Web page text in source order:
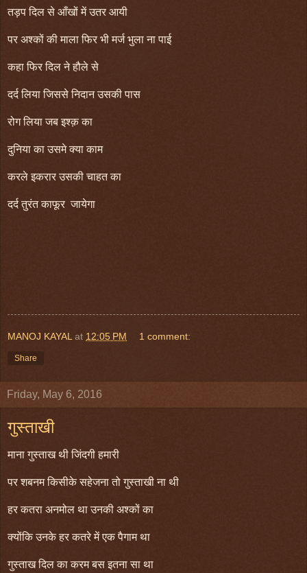
तड़प दिल से आँखों में उतर आयी
पर अश्कों की माला फिर भी मर्ज भुला ना पाई
कहा फिर दिल ने हौले से
दर्द लिया जिससे निदान उसकी पास
रोग लिया जब इश्क़ का
दुनिया का उसमे क्या काम
करले इकरार उसकी चाहत का
दर्द तुरंत काफूर जायेगा
MANOJ KAYAL at 12:05 PM 1 comment:
Share
Friday, May 6, 2016
गुस्ताखी
माना गुस्ताख थी जिंदगी हमारी
पर शबनम किसीके सहेजना तो गुस्ताखी ना थी
हर कतरा अनमोल था उनकी अश्कों का
क्योंकि उनके हर कतरे में एक पैगाम था
गुस्ताख दिल का करम बस इतना सा था